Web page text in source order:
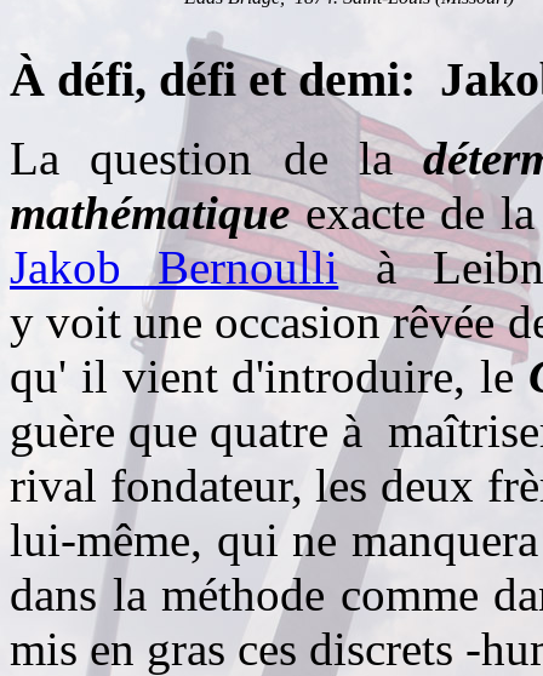
À défi, défi et demi:
La question de la
mathématiqueexacte de la
Jakob Bernoullià
y voit une occasion rêvée
qu' il vient d'introduire, le
guère que quatre à
rival fondateur, les deux
lui-même, qui ne
dans la méthode comme
mis en gras ces discrets -